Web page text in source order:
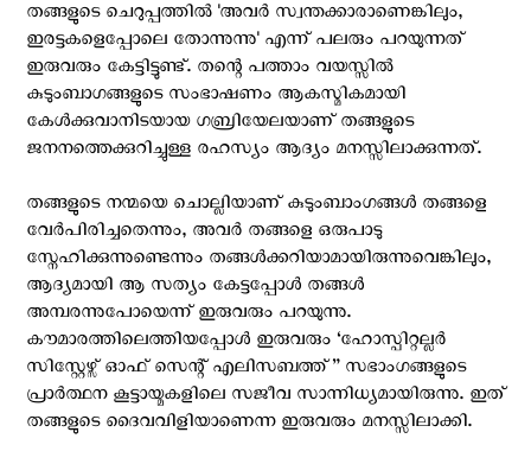
തങ്ങളുടെ ചെറുപ്പത്തില്‍ 'അവര്‍ സ്വന്തക്കാരാണെങ്കിലും,
ഇരട്ടകളെപ്പോലെ തോന്നുന്നു' എന്ന് പലരും പറയുന്നത്
ഇരുവരും കേട്ടിട്ടുണ്ട്. തന്റെ പത്താം വയസ്സില്‍
കുടുംബാഗങ്ങളുടെ സംഭാഷണം ആകസ്മികമായി
കേള്‍ക്കുവാനിടയായ ഗബ്രിയേലയാണ് തങ്ങളുടെ
ജനനത്തെക്കുറിച്ചുള്ള രഹസ്യം ആദ്യം മനസ്സിലാക്കുന്നത്.
തങ്ങളുടെ നന്മയെ ചൊല്ലിയാണ് കുടുംബാംഗങ്ങള്‍ തങ്ങളെ
വേര്‍പിരിച്ചതെന്നും, അവര്‍ തങ്ങളെ ഒരുപാടു
സ്നേഹിക്കുന്നുണ്ടെന്നും തങ്ങള്‍ക്കറിയാമായിരുന്നുവെങ്കിലും,
ആദ്യമായി ആ സത്യം കേട്ടപ്പോള്‍ തങ്ങള്‍
അമ്പരന്നുപോയെന്ന് ഇരുവരും പറയുന്നു.
കൗമാരത്തിലെത്തിയപ്പോള്‍ ഇരുവരും ‘ഹോസ്പിറ്റല്ലര്‍
സിസ്റ്റേഴ്സ് ഓഫ് സെന്റ്‌ എലിസബത്ത്” സഭാംഗങ്ങളുടെ
പ്രാര്‍ത്ഥന കൂട്ടായ്മകളിലെ സജീവ സാന്നിധ്യമായിരുന്നു. ഇത്
തങ്ങളുടെ ദൈവവിളിയാണെന്ന ഇരുവരും മനസ്സിലാക്കി.